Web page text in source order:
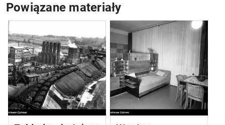
Powiązane materiały